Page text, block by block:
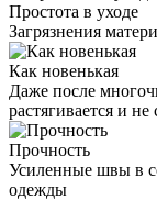
Простота в уходе
Загрязнения
Как новенькая
Даже после
растягивается и не
Прочность
Усиленные швы в
одежды